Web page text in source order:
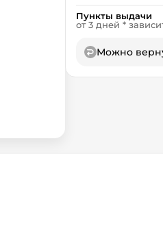
Пункты выдачи
от 3 дней *
Можно